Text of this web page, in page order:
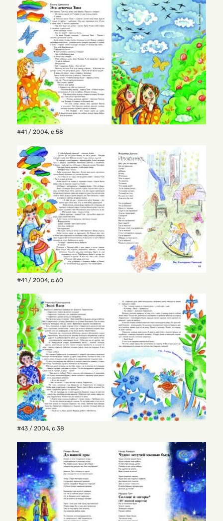
#41 / 2004, с.58
#41 / 2004, с.60
#43 / 2004, с.38